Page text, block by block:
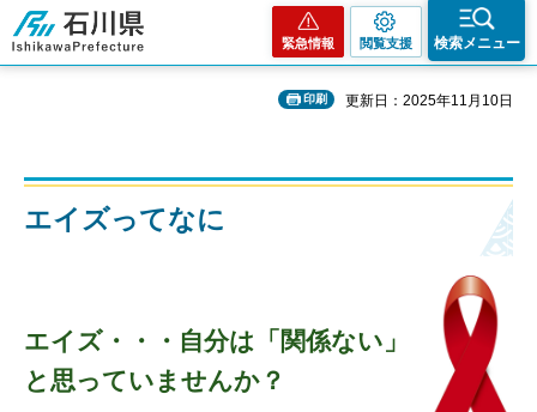
石川県
緊急情報 閲覧支援 検索メニュー
印刷 更新日：2025年11月10日
エイズってなに
エイズ・・・自分は「関係ない」
と思っていませんか？